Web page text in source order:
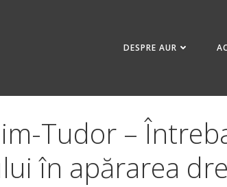
DESPRE AUR
Tudor –
în apărarea